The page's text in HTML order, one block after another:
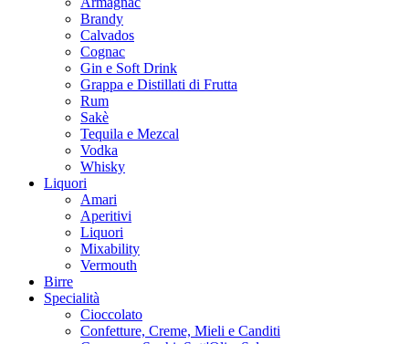
Brandy
Calvados
Cognac
Gin e Soft Drink
Grappa e Distillati di Frutta
Rum
Sakè
Tequila e Mezcal
Vodka
Whisky
Liquori
Amari
Aperitivi
Liquori
Mixability
Vermouth
Birre
Specialità
Cioccolato
Confetture, Creme, Mieli e Canditi